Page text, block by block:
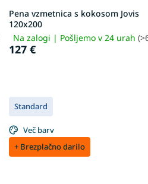
Pena vzmetnica s kokosom Jovis
120x200
Na zalogi | Pošljemo v 24 urah
127 €
Standard
Več barv
+ Brezplačno darilo